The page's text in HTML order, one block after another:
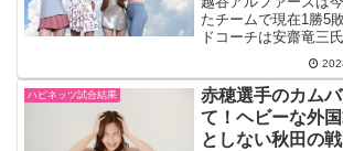
たチームで現在1勝5
ドコーチは安齋竜三
木ブレックスで実績
だ。選手としてはお
ジェフ・ギブス選手
ット選手がいる。...
ハピネッツ試合結果
赤穂選手のカム
て！ヘビーな外
としない秋田の